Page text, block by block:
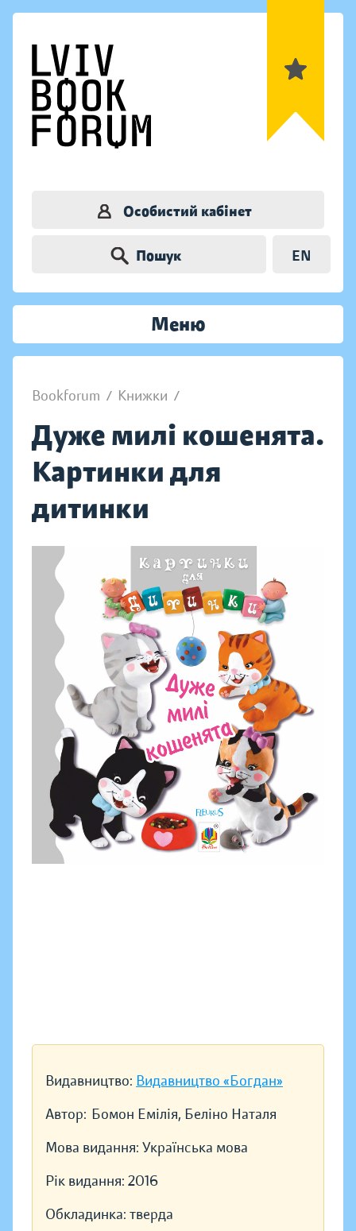
Особистий кабінет
Пошук EN
Меню
Bookforum / Книжки /
Дуже милі кошенята.
Картинки для
дитинки
Видавництво: Видавництво «Богдан»
Автор: Бомон Емілія, Беліно Наталя
Мова видання: Українська мова
Рік видання: 2016
Обкладинка: тверда